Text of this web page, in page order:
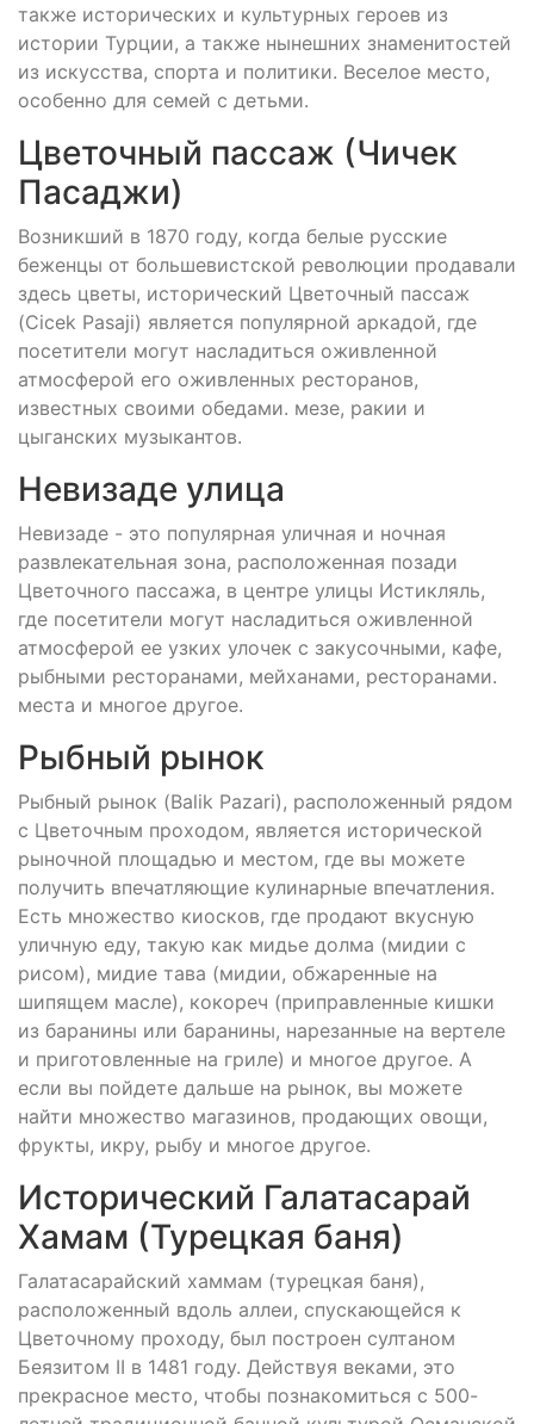
также исторических и культурных героев из
истории Турции, а также нынешних знаменитостей
из искусства, спорта и политики. Веселое место,
особенно для семей с детьми.
Цветочный пассаж (Чичек
Пасаджи)
Возникший в 1870 году, когда белые русские
беженцы от большевистской революции продавали
здесь цветы, исторический Цветочный пассаж
(Cicek Pasaji) является популярной аркадой, где
посетители могут насладиться оживленной
атмосферой его оживленных ресторанов,
известных своими обедами. мезе, ракии и
цыганских музыкантов.
Невизаде улица
Невизаде - это популярная уличная и ночная
развлекательная зона, расположенная позади
Цветочного пассажа, в центре улицы Истикляль,
где посетители могут насладиться оживленной
атмосферой ее узких улочек с закусочными, кафе,
рыбными ресторанами, мейханами, ресторанами.
места и многое другое.
Рыбный рынок
Рыбный рынок (Balik Pazari), расположенный рядом
с Цветочным проходом, является исторической
рыночной площадью и местом, где вы можете
получить впечатляющие кулинарные впечатления.
Есть множество киосков, где продают вкусную
уличную еду, такую как мидье долма (мидии с
рисом), мидие тава (мидии, обжаренные на
шипящем масле), кокореч (приправленные кишки
из баранины или баранины, нарезанные на вертеле
и приготовленные на гриле) и многое другое. А
если вы пойдете дальше на рынок, вы можете
найти множество магазинов, продающих овощи,
фрукты, икру, рыбу и многое другое.
Исторический Галатасарай
Хамам (Турецкая баня)
Галатасарайский хаммам (турецкая баня),
расположенный вдоль аллеи, спускающейся к
Цветочному проходу, был построен султаном
Беязитом II в 1481 году. Действуя веками, это
прекрасное место, чтобы познакомиться с 500-